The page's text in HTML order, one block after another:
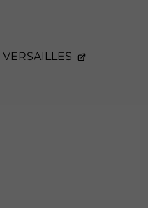
VERSAILLES